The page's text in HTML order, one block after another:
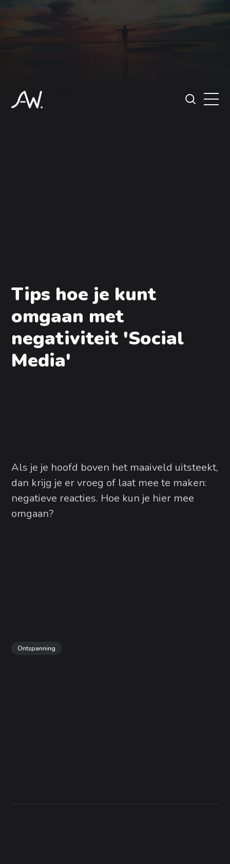
Tips hoe je kunt
omgaan met
negativiteit 'Social
Media'
Als je je hoofd boven het maaiveld uitsteekt,
dan krijg je er vroeg of laat mee te maken:
negatieve reacties. Hoe kun je hier mee
omgaan?
Ontspanning